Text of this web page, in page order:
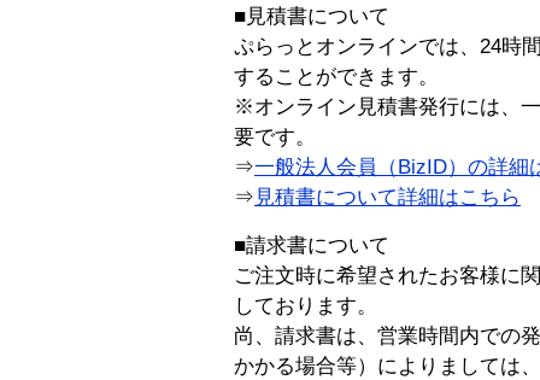
■見積書について
ぷらっとオンラインでは、24時
することができます。
※オンライン見積書発行には、
要です。
⇒一般法人会員（BizID）の詳細
⇒ 見積書について詳細はこちら
■請求書について
ご注文時に希望されたお客様に
しております。
尚、請求書は、営業時間内での
かかる場合等）によりましては